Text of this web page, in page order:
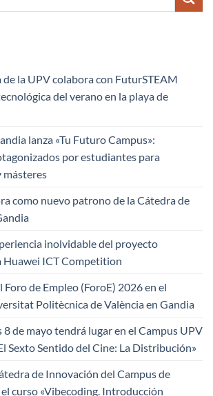
de la UPV colabora con FuturSTEAM
del verano en la playa de
lanza «Tu Futuro Campus»:
por estudiantes para
másteres
como nuevo patrono de la Cátedra de
inolvidable del proyecto
ICT Competition
de Empleo (ForoE) 2026 en el
Politècnica de València en Gandia
de mayo tendrá lugar en el Campus UPV
Sexto Sentido del Cine: La Distribución»
de Innovación del Campus de
curso «Vibecoding. Introducción